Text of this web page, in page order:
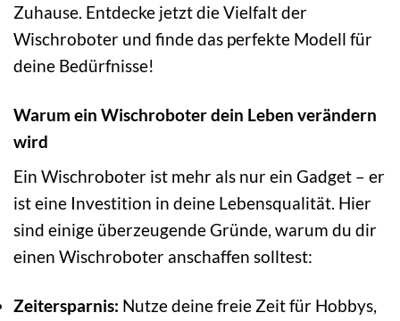
Zuhause. Entdecke jetzt die Vielfalt der
Wischroboter und finde das perfekte Modell für
deine Bedürfnisse!
Warum ein Wischroboter dein Leben verändern
wird
Ein Wischroboter ist mehr als nur ein Gadget – er
ist eine Investition in deine Lebensqualität. Hier
sind einige überzeugende Gründe, warum du dir
einen Wischroboter anschaffen solltest:
Zeitersparnis: Nutze deine freie Zeit für Hobbys,